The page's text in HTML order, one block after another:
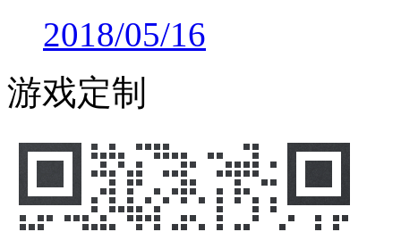
2018/05/16
游戏定制